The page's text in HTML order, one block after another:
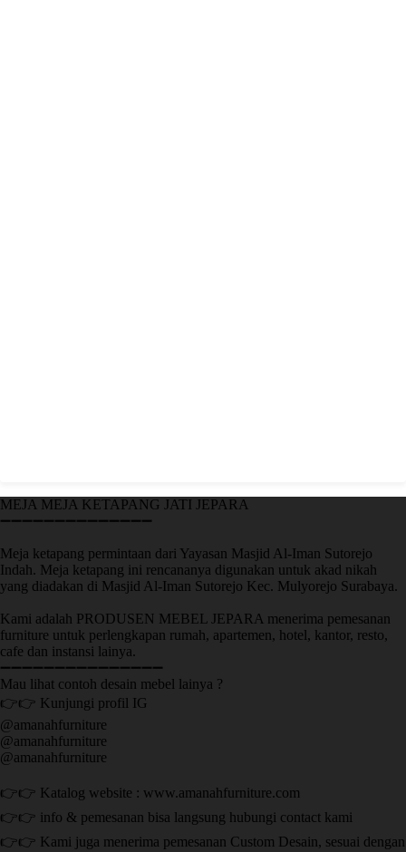
MEJA MEJA KETAPANG JATI JEPARA
➖➖➖➖➖➖➖➖➖➖➖➖➖➖
Meja ketapang permintaan dari Yayasan Masjid Al-Iman Sutorejo
Indah. Meja ketapang ini rencananya digunakan untuk akad nikah
yang diadakan di Masjid Al-Iman Sutorejo Kec. Mulyorejo Surabaya.
Kami adalah PRODUSEN MEBEL JEPARA menerima pemesanan
furniture untuk perlengkapan rumah, apartemen, hotel, kantor, resto,
cafe dan instansi lainya.
➖➖➖➖➖➖➖➖➖➖➖➖➖➖➖
Mau lihat contoh desain mebel lainya ?
👉👉 Kunjungi profil IG
@amanahfurniture
@amanahfurniture
@amanahfurniture
👉👉 Katalog website : www.amanahfurniture.com
👉👉 info & pemesanan bisa langsung hubungi contact kami
👉👉 Kami juga menerima pemesanan Custom Desain, sesuai dengan